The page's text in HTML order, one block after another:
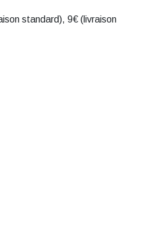
standard), 9€ (livraison